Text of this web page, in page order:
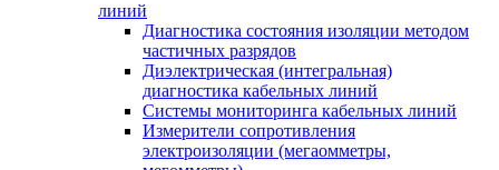
линий
Диагностика состояния изоляции методом
частичных разрядов
Диэлектрическая (интегральная)
диагностика кабельных линий
Системы мониторинга кабельных линий
Измерители сопротивления
электроизоляции (мегаомметры,